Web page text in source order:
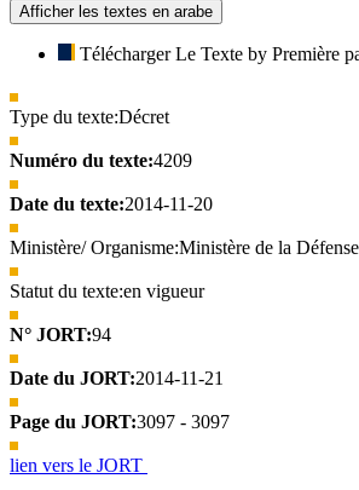
Afficher les textes en arabe
Télécharger Le Texte by Première
Type du texte:Décret
Numéro du texte:4209
Date du texte:2014-11-20
Ministère/ Organisme:Ministère de la
Statut du texte:en vigueur
N° JORT:94
Date du JORT:2014-11-21
Page du JORT:3097 - 3097
lien vers le JORT